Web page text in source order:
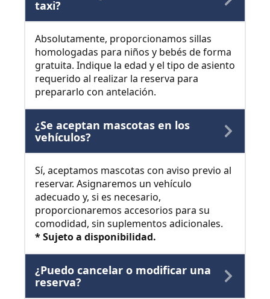
taxi?
Absolutamente, proporcionamos sillas
homologadas para niños y bebés de forma
gratuita. Indique la edad y el tipo de asiento
requerido al realizar la reserva para
prepararlo con antelación.
¿Se aceptan mascotas en los
vehículos?
Sí, aceptamos mascotas con aviso previo al
reservar. Asignaremos un vehículo
adecuado y, si es necesario,
proporcionaremos accesorios para su
comodidad, sin suplementos adicionales.
* Sujeto a disponibilidad.
¿Puedo cancelar o modificar una
reserva?